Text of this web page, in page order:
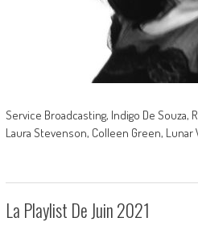
Service Broadcasting, Indigo De Souza,
Laura Stevenson, Colleen Green, Lunar
La Playlist De Juin 2021